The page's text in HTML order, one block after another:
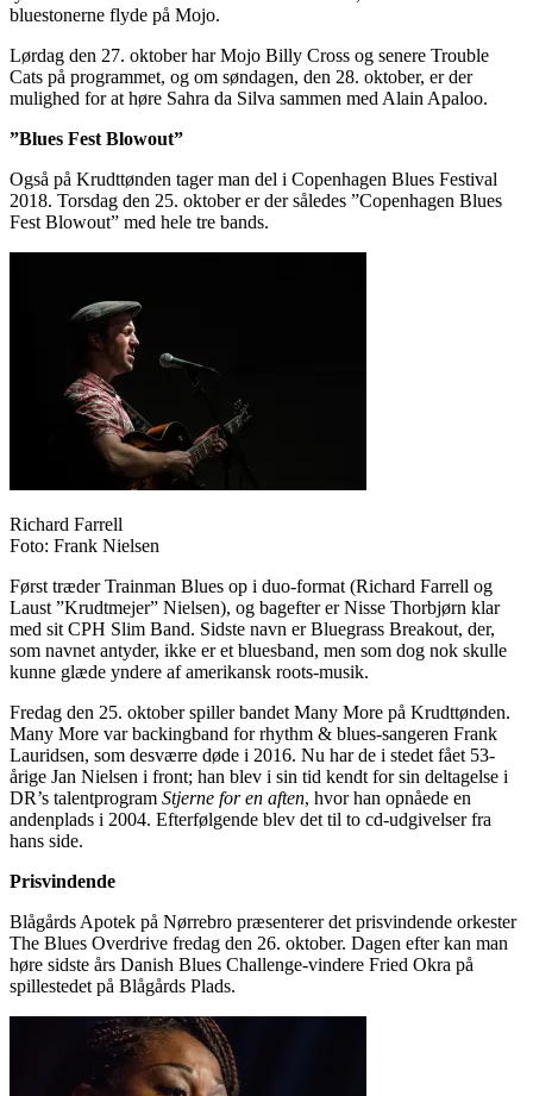
bluestonerne flyde på Mojo.
Lørdag den 27. oktober har Mojo Billy Cross og senere Trouble
Cats på programmet, og om søndagen, den 28. oktober, er der
mulighed for at høre Sahra da Silva sammen med Alain Apaloo.
”Blues Fest Blowout”
Også på Krudttønden tager man del i Copenhagen Blues Festival
2018. Torsdag den 25. oktober er der således ”Copenhagen Blues
Fest Blowout” med hele tre bands.
Richard Farrell
Foto: Frank Nielsen
Først træder Trainman Blues op i duo-format (Richard Farrell og
Laust ”Krudtmejer” Nielsen), og bagefter er Nisse Thorbjørn klar
med sit CPH Slim Band. Sidste navn er Bluegrass Breakout, der,
som navnet antyder, ikke er et bluesband, men som dog nok skulle
kunne glæde yndere af amerikansk roots-musik.
Fredag den 25. oktober spiller bandet Many More på Krudttønden.
Many More var backingband for rhythm & blues-sangeren Frank
Lauridsen, som desværre døde i 2016. Nu har de i stedet fået 53-
årige Jan Nielsen i front; han blev i sin tid kendt for sin deltagelse i
DR’s talentprogram Stjerne for en aften, hvor han opnåede en
andenplads i 2004. Efterfølgende blev det til to cd-udgivelser fra
hans side.
Prisvindende
Blågårds Apotek på Nørrebro præsenterer det prisvindende orkester
The Blues Overdrive fredag den 26. oktober. Dagen efter kan man
høre sidste års Danish Blues Challenge-vindere Fried Okra på
spillestedet på Blågårds Plads.